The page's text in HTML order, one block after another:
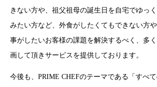
きない方や、祖父祖母の誕生日を自宅でゆっ
みたい方など、外食がしたくてもできない方
事がしたいお客様の課題を解決するべく、多
画して頂きサービスを提供しております。
今後も、PRIME CHEFのテーマである「すべ